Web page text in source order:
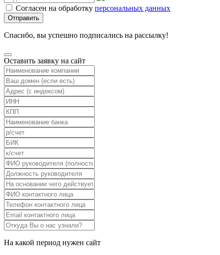
Согласен на обработку персональных данных
Отправить
Спасибо, вы успешно подписались на рассылку!
Оставить заявку на сайт
На какой период нужен сайт